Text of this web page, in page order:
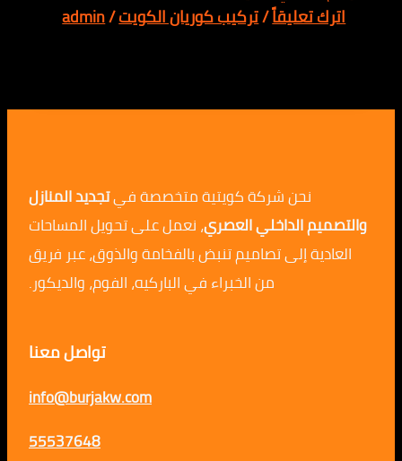
/تركيب كوريان الكويت/
admin
نحن شركة كويتية متخصصة فيتجديد المنازل
الداخلي العصري، نعمل على تحويل المساحات
إلى تصاميم تنبض بالفخامة والذوق، عبر فريق
من الخبراء في الباركيه، الفوم، والديكور.
info@burjakw.com